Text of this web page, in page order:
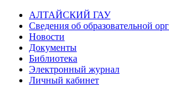
АЛТАЙСКИЙ ГАУ
Сведения об образовательной
Новости
Документы
Библиотека
Электронный журнал
Личный кабинет